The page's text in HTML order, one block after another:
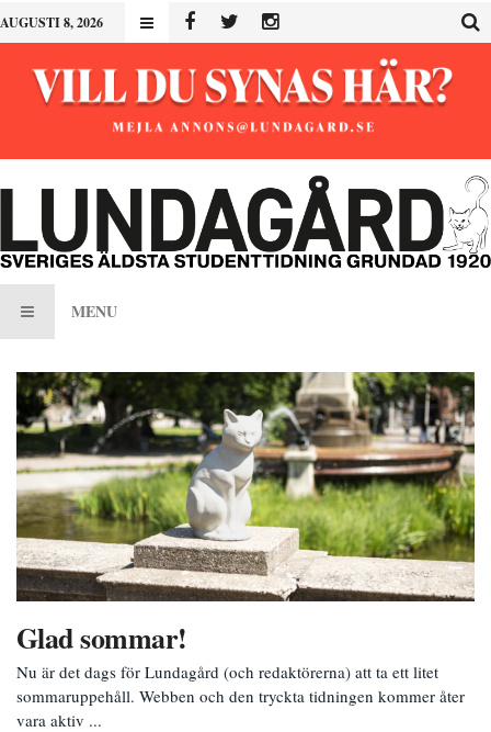
AUGUSTI 8, 2026
MENU
Glad sommar!
Nu är det dags för Lundagård (och redaktörerna) att ta ett litet
sommaruppehåll. Webben och den tryckta tidningen kommer åter
vara aktiv ...